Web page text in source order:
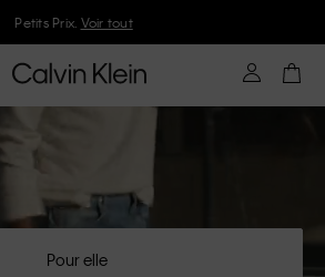
Petits Prix. Voir tout
Pour elle